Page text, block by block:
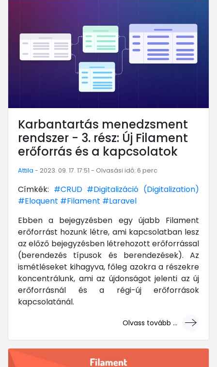
Karbantartás menedzsment
rendszer - 3. rész: Új Filament
erőforrás és a kapcsolatok
Attila - 2023. 09. 17. 17:51 - Olvasási idő: 6 perc
Címkék: #CRUD #Digitalizáció (Digitalization)
#Eloquent #Filament #Laravel
Ebben a bejegyzésben egy újabb Filament
erőforrást hozunk létre, ami kapcsolatban lesz
az előző bejegyzésben létrehozott erőforrással
(berendezés típusok és berendezések). Az
ismétléseket kihagyva, főleg azokra a részekre
koncentrálunk, ami az újdonságot jelenti az új
erőforrásnál és a régi-új erőforrások
kapcsolatánál.
Olvass tovább ...
... mert megéri!